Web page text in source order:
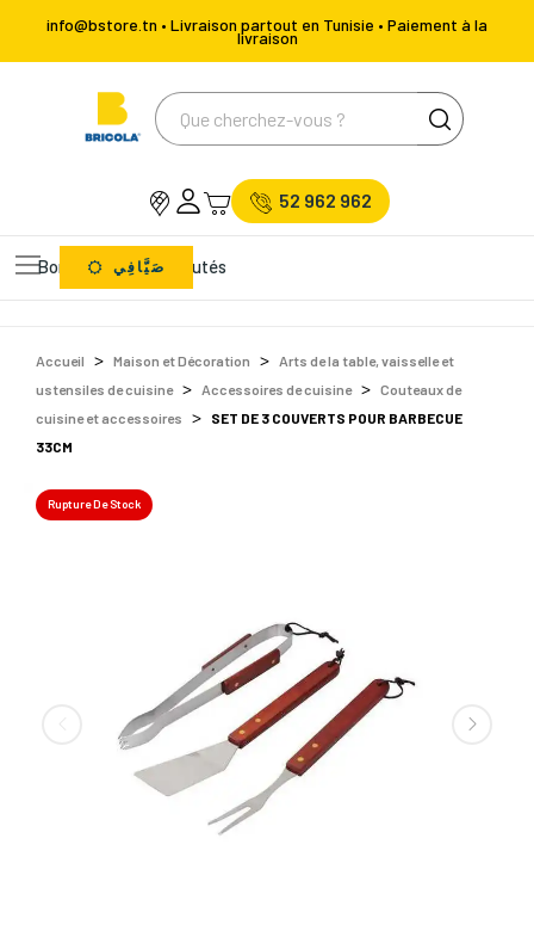
info@bstore.tn • Livraison partout en Tunisie • Paiement à la
livraison
52 962 962
Bons Plans Nouveautés
صَيَّافِي
Accueil Maison et Décoration
Arts de la table, vaisselle et
ustensiles de cuisine
Accessoires de cuisine
Couteaux de
cuisine et accessoires
SET DE 3 COUVERTS POUR BARBECUE
33CM
Rupture De Stock